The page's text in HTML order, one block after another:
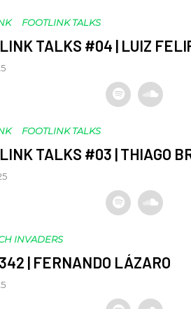
FOOTLINK TALKS
TALKS #04 | LUIZ
FOOTLINK TALKS
TALKS #03 | THIAGO
INVADERS
| FERNANDO LÁZARO